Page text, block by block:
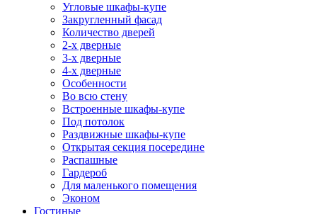
Угловые шкафы-купе
Закругленный фасад
Количество дверей
2-х дверные
3-х дверные
4-х дверные
Особенности
Во всю стену
Встроенные шкафы-купе
Под потолок
Раздвижные шкафы-купе
Открытая секция посередине
Распашные
Гардероб
Для маленького помещения
Эконом
Гостиные